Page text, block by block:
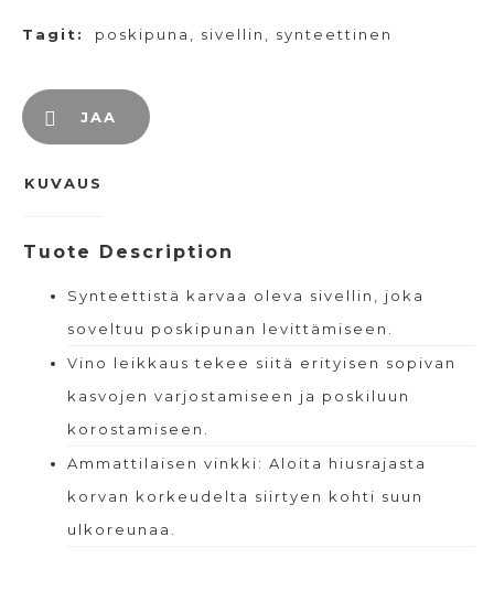
Tagit: poskipuna sivellin synteettinen
JAA
KUVAUS
Tuote Description
Synteettistä karvaa oleva sivellin, joka
soveltuu poskipunan levittämiseen.
Vino leikkaus tekee siitä erityisen sopivan
kasvojen varjostamiseen ja poskiluun
korostamiseen.
Ammattilaisen vinkki: Aloita hiusrajasta
korvan korkeudelta siirtyen kohti suun
ulkoreunaa.